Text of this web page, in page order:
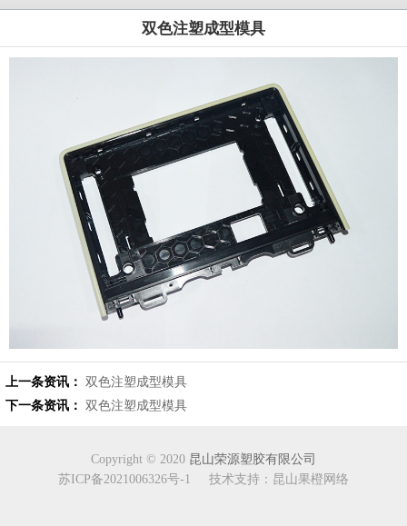
双色注塑成型模具
上一条资讯：
双色注塑成型模具
下一条资讯：
双色注塑成型模具
Copyright © 2020 昆山荣源塑胶有限公司
苏ICP备2021006326号-1
技术支持：昆山果橙网络